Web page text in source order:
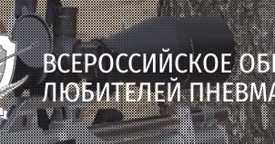
ВСЕРОССИЙСКОЕ
ЛЮБИТЕЛЕЙ